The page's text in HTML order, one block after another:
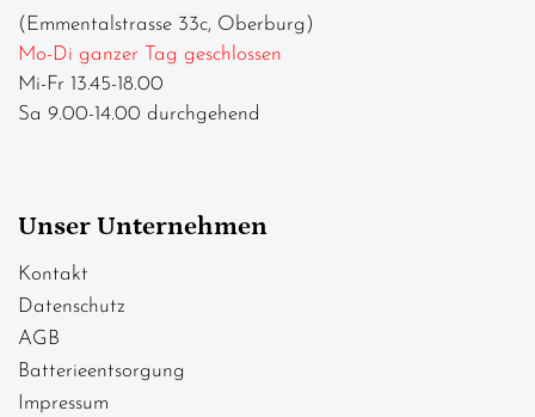
(Emmentalstrasse 33c, Oberburg)
Mo-Di ganzer Tag geschlossen
Mi-Fr 13.45-18.00
Sa 9.00-14.00 durchgehend
Unser Unternehmen
Kontakt
Datenschutz
AGB
Batterieentsorgung
Impressum